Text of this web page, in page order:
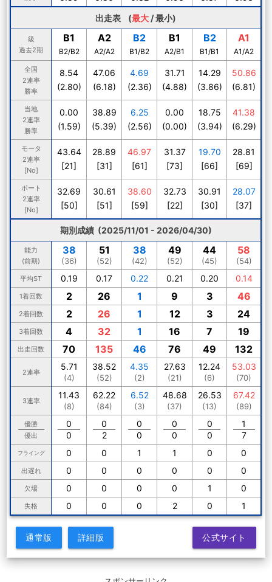
出走表 (最大 /最小)
級
過去2期
B1
B2/B2
A2
A2/A2
B2
B1/B2
B1
A2/B1
B2
B1/B1
A1
A1/A2
全国
2連率
勝率
8.54
(2.80)
47.06
(6.18)
4.69
(2.36)
31.71
(4.88)
14.29
(3.86)
50.86
(6.81)
当地
2連率
勝率
0.00
(1.59)
38.89
(5.39)
6.25
(2.56)
0.00
(0.00)
18.75
(3.94)
41.38
(6.29)
モータ
2連率
[No]
43.64
[21]
28.89
[31]
46.97
[61]
31.37
[73]
19.70
[66]
28.81
[69]
ボート
2連率
[No]
32.69
[50]
30.61
[51]
38.60
[59]
32.73
[22]
30.91
[30]
28.07
[37]
期別成績 (2025/11/01 - 2026/04/30)
能力
(前期)
38
(36)
51
(52)
38
(42)
49
(52)
44
(45)
58
(54)
平均ST 0.19 0.17 0.22 0.21 0.20 0.14
1着回数 2 26 1 9 3 46
2着回数 2 26 1 12 3 24
3着回数 4 32 1 16 7 19
出走回数 70 135 46 76 49 132
2連率
5.71
(4)
38.52
(52)
4.35
(2)
27.63
(21)
12.24
(6)
53.03
(70)
3連率
11.43
(8)
62.22
(84)
6.52
(3)
48.68
(37)
26.53
(13)
67.42
(89)
優勝
優出
0
0
0
2
0
0
0
0
0
0
1
7
フライング 0 0 1 1 0 0
出遅れ 0 0 0 0 0 0
欠場 0 0 0 0 1 0
失格 0 0 0 2 0 1
通常版 詳細版 公式サイト